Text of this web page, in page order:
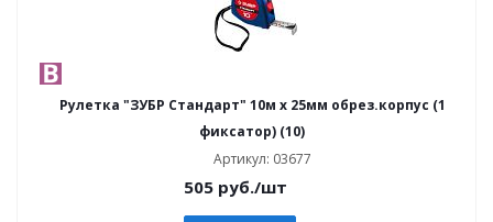
Рулетка "ЗУБР Стандарт" 10м х 25мм обрез.корпус (1
фиксатор) (10)
Артикул: 03677
505 руб./шт